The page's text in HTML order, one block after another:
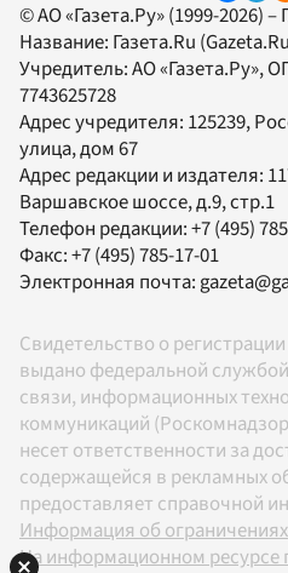
© АО «Газета.Ру» (1999-2026)
Название: Газета.Ru
Учредитель:АО «Газета.Ру»,
7743625728
Адрес учредителя: 125239,
улица, дом 67
Адрес редакции и издателя:
Варшавское шоссе, д.9, стр.1
Телефон редакции:+7 (495)
Факс:+7 (495) 785-17-01
Электронная почта:
Свидетельство о
выдано федеральной
связи, информационных
коммуникаций
несет ответственности за
содержащейся в рекламных
предоставляет справочной
Информация об ограничениях
На информационном